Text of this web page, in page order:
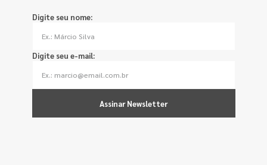
Digite seu nome:
Digite seu e-mail:
Assinar Newsletter